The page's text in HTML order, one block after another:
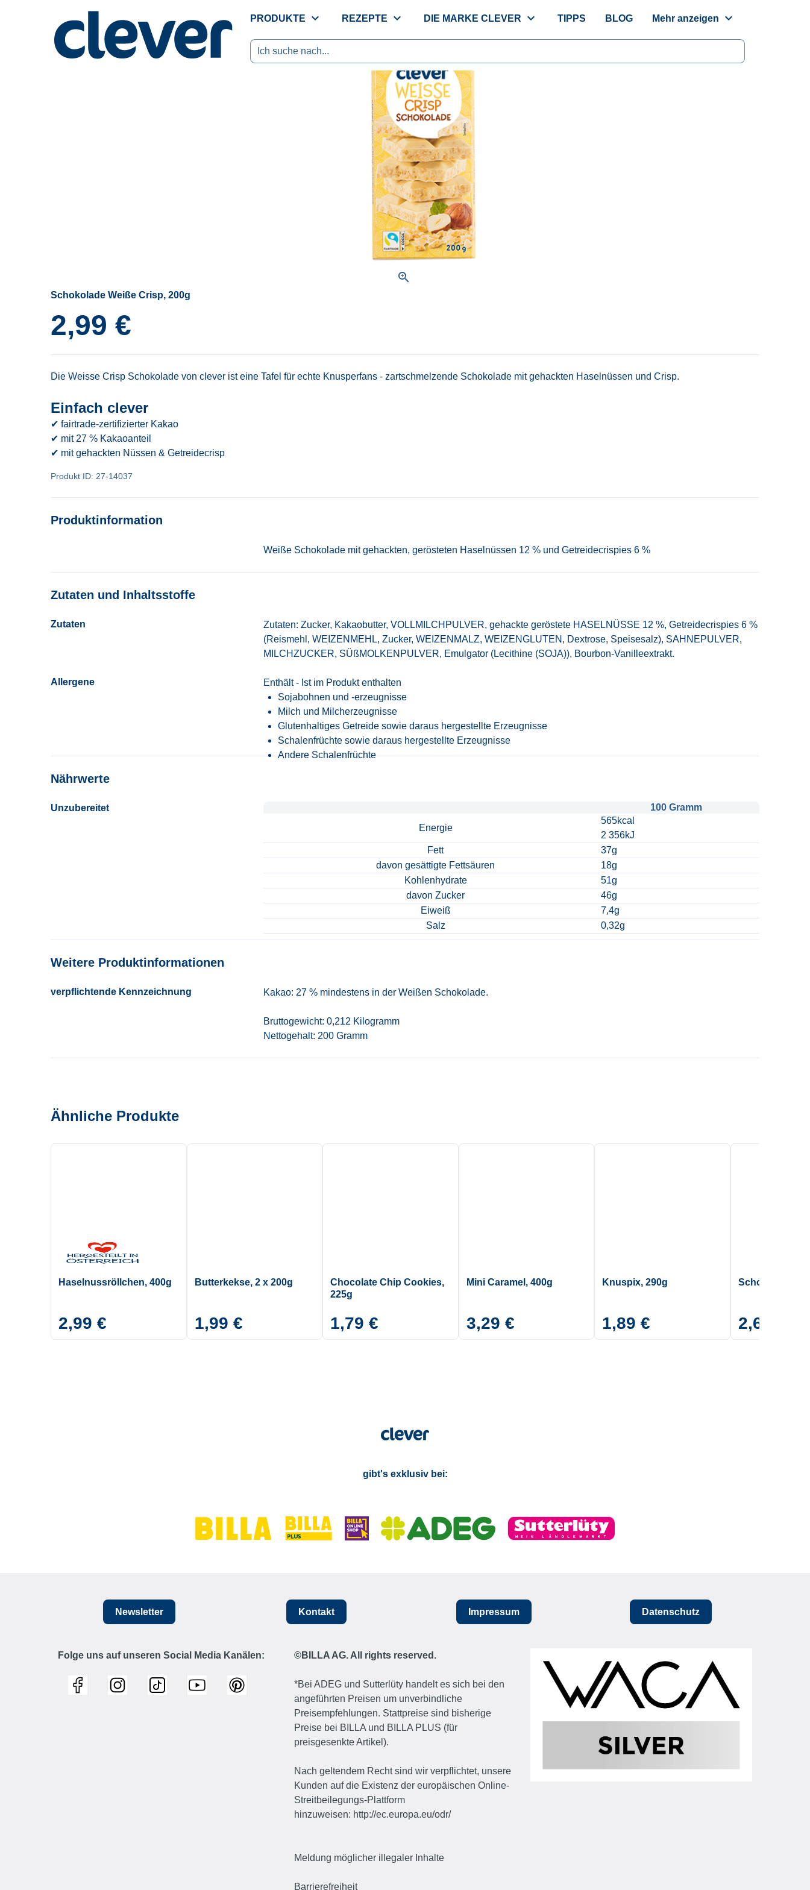
PRODUKTE expand_more REZEPTE expand_more DIE MARKE CLEVER expand_more TIPPS BLOG Mehr anzeigen expand_more
Ich suche nach...
zoom_in
Schokolade Weiße Crisp, 200g
2,99 €
Die Weisse Crisp Schokolade von clever ist eine Tafel für echte Knusperfans - zartschmelzende Schokolade mit gehackten Haselnüssen und Crisp.
Einfach clever
✔ fairtrade-zertifizierter Kakao
✔ mit 27 % Kakaoanteil
✔ mit gehackten Nüssen & Getreidecrisp
Produkt ID: 27-14037
Produktinformation
Weiße Schokolade mit gehackten, gerösteten Haselnüssen 12 % und Getreidecrispies 6 %
Zutaten und Inhaltsstoffe
Zutaten
Zutaten: Zucker, Kakaobutter, VOLLMILCHPULVER, gehackte geröstete HASELNÜSSE 12 %, Getreidecrispies 6 %
(Reismehl, WEIZENMEHL, Zucker, WEIZENMALZ, WEIZENGLUTEN, Dextrose, Speisesalz), SAHNEPULVER,
MILCHZUCKER, SÜßMOLKENPULVER, Emulgator (Lecithine (SOJA)), Bourbon-Vanilleextrakt.
Allergene
Enthält - Ist im Produkt enthalten
Sojabohnen und -erzeugnisse
Milch und Milcherzeugnisse
Glutenhaltiges Getreide sowie daraus hergestellte Erzeugnisse
Schalenfrüchte sowie daraus hergestellte Erzeugnisse
Andere Schalenfrüchte
Nährwerte
Unzubereitet
100 Gramm
Energie
565kcal
2 356kJ
Fett
37g
davon gesättigte Fettsäuren
18g
Kohlenhydrate
51g
davon Zucker
46g
Eiweiß
7,4g
Salz
0,32g
Weitere Produktinformationen
verpflichtende Kennzeichnung Kakao: 27 % mindestens in der Weißen Schokolade.
Bruttogewicht: 0,212 Kilogramm
Nettogehalt: 200 Gramm
Ähnliche Produkte
Haselnussröllchen, 400g
2,99 €
Butterkekse, 2 x 200g
1,99 €
Chocolate Chip Cookies,
225g
1,79 €
Mini Caramel, 400g
3,29 €
Knuspix, 290g
1,89 €
Schoko-
2,65 €
gibt's exklusiv bei:
Newsletter Kontakt Impressum Datenschutz
Folge uns auf unseren Social Media Kanälen: ©BILLA AG. All rights reserved.
*Bei ADEG und Sutterlüty handelt es sich bei den
angeführten Preisen um unverbindliche
Preisempfehlungen. Stattpreise sind bisherige
Preise bei BILLA und BILLA PLUS (für
preisgesenkte Artikel).
Nach geltendem Recht sind wir verpflichtet, unsere
Kunden auf die Existenz der europäischen Online-
Streitbeilegungs-Plattform
hinzuweisen: http://ec.europa.eu/odr/
Meldung möglicher illegaler Inhalte
Barrierefreiheit